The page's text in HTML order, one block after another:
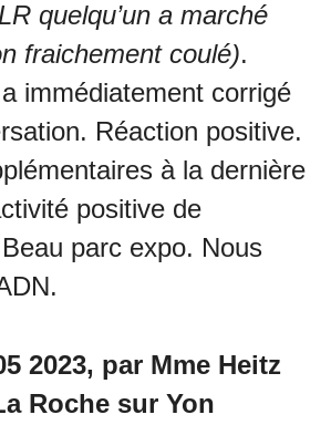
quelqu’un a marché
fraichement coulé).
a immédiatement corrigé
Réaction positive.
à la dernière
positive de
Beau parc expo. Nous
2023, par Mme Heitz
Roche sur Yon